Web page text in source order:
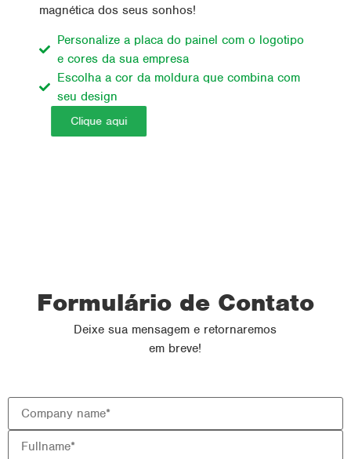
magnética dos seus sonhos!
Personalize a placa do painel com o logotipo
e cores da sua empresa
Escolha a cor da moldura que combina com
seu design
Clique aqui
Formulário de Contato
Deixe sua mensagem e retornaremos
em breve!